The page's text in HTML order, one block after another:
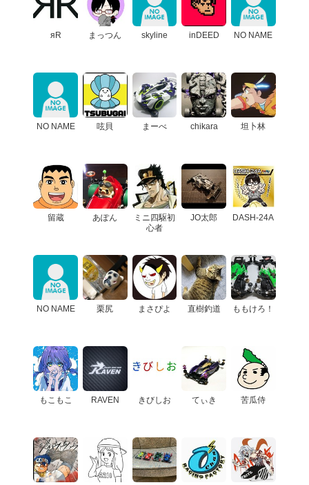
яR まっつん skyline inDEED NO NAME
NO NAME 呟貝 まーべ chikara 坦卜林
留蔵 あぽん
ミニ四駆初
心者
JO太郎 DASH-24A
NO NAME 栗尻 まさぴよ 直樹釣道 ももけろ！
もこもこ RAVEN きびしお てぃき 苦瓜侍